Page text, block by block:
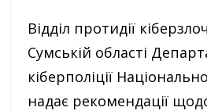
Відділ протидії
Сумській області
кіберполіції
надає рекомендації